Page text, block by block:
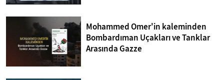
Mohammed Omer'in kaleminden
Bombardıman Uçakları ve Tanklar
Arasında Gazze